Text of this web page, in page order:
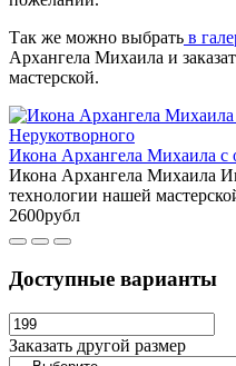
Так же можно выбрать в
Архангела Михаила и
мастерской.
Икона Архангела Михаила с
Икона Архангела Михаила
технологии нашей
2600рубл
Доступные варианты
Заказать другой размер